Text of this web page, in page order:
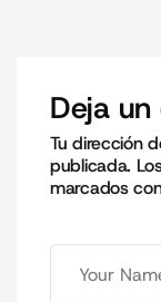
Deja
Tu dirección
publicada.
marcados